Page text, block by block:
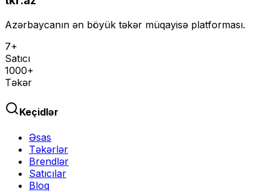
Azərbaycanın ən böyük təkər müqayisə platforması.
7+
Satıcı
1000+
Təkər
Keçidlər
Əsas
Təkərlər
Brendlər
Satıcılar
Bloq